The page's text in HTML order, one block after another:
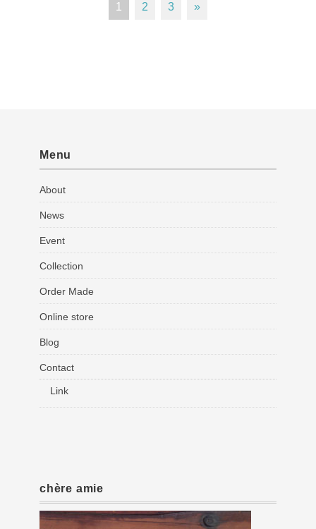
1 2 3 »
Menu
About
News
Event
Collection
Order Made
Online store
Blog
Contact
Link
chère amie